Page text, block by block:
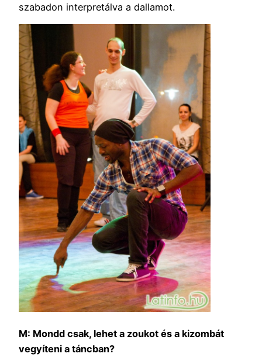
szabadon interpretálva a dallamot.
M: Mondd csak, lehet a zoukot és a kizombát
vegyíteni a táncban?